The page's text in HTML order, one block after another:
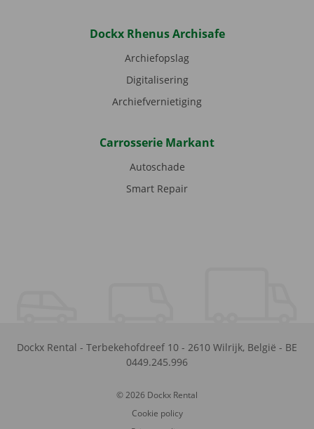
Dockx Rhenus Archisafe
Archiefopslag
Digitalisering
Archiefvernietiging
Carrosserie Markant
Autoschade
Smart Repair
Dockx Rental - Terbekehofdreef 10 - 2610 Wilrijk, België - BE
0449.245.996
© 2026 Dockx Rental
Cookie policy